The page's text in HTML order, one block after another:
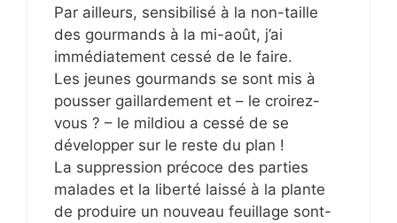
Par ailleurs, sensibilisé à la non-taille
des gourmands à la mi-août, j’ai
immédiatement cessé de le faire.
Les jeunes gourmands se sont mis à
pousser gaillardement et – le croirez-
vous ? – le mildiou a cessé de se
développer sur le reste du plan !
La suppression précoce des parties
malades et la liberté laissé à la plante
de produire un nouveau feuillage sont-